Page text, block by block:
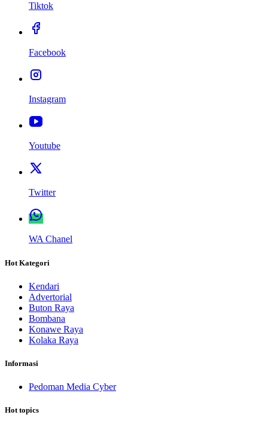
Tiktok
Facebook
Instagram
Youtube
Twitter
WA Chanel
Hot Kategori
Kendari
Advertorial
Buton Raya
Bombana
Konawe Raya
Kolaka Raya
Informasi
Pedoman Media Cyber
Hot topics